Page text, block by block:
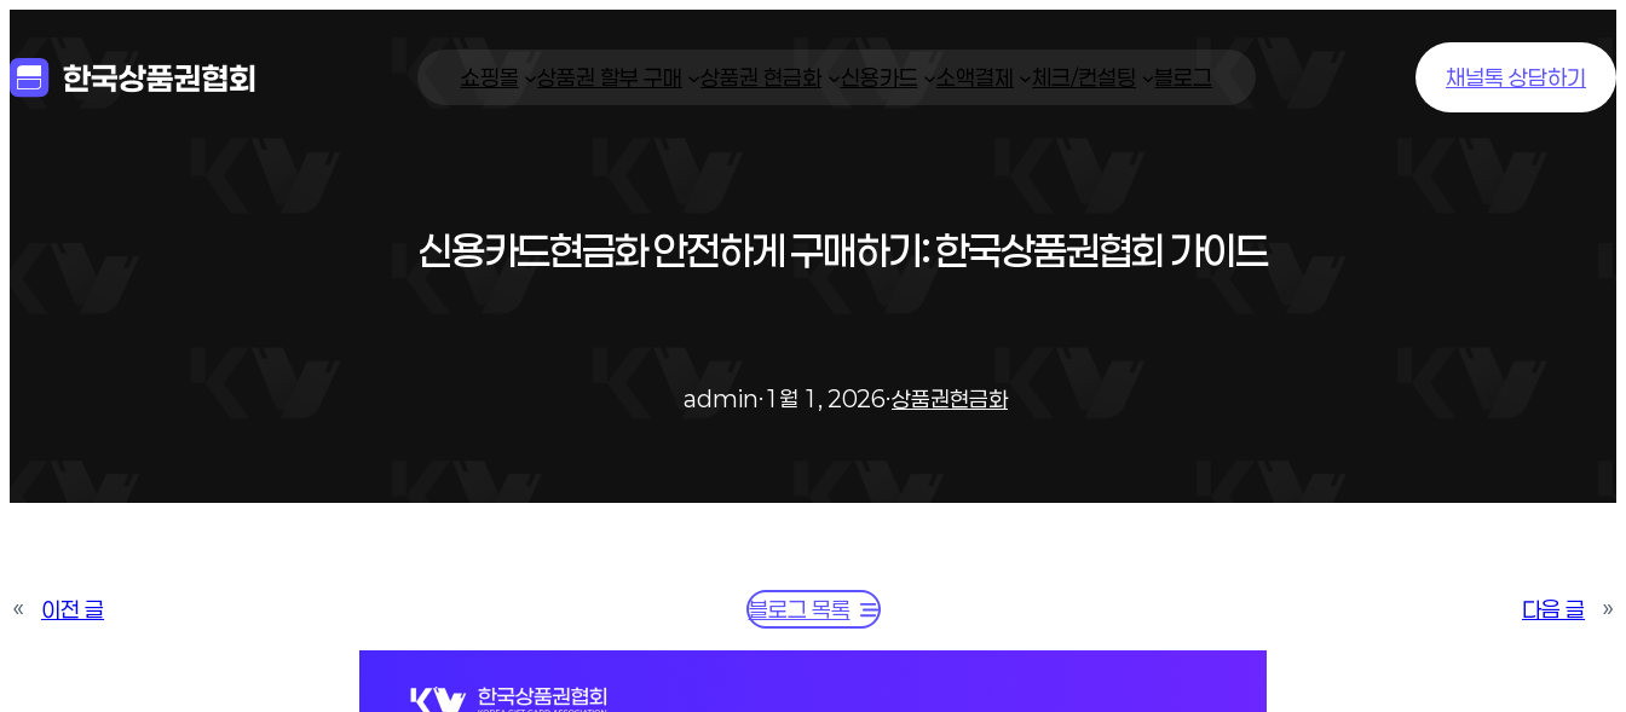
쇼핑몰 상품권 할부 구매 상품권 현금화 신용카드 소액결제 체크/컨설팅 블로그 채널톡 상담하기
신용카드현금화 안전하게 구매하기: 한국상품권협회 가이드
admin·1월 1, 2026·상품권현금화
« 이전 글 블로그 목록 다음 글 »